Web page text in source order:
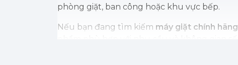
phòng giặt, ban công hoặc khu vực bếp.
Nếu bạn đang tìm kiếm máy giặt chính